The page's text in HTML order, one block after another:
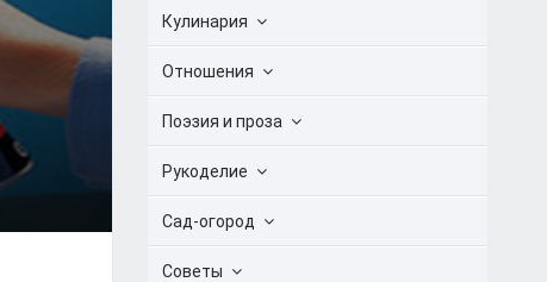
Кулинария
Отношения
Поэзия и проза
Рукоделие
Сад-огород
Советы